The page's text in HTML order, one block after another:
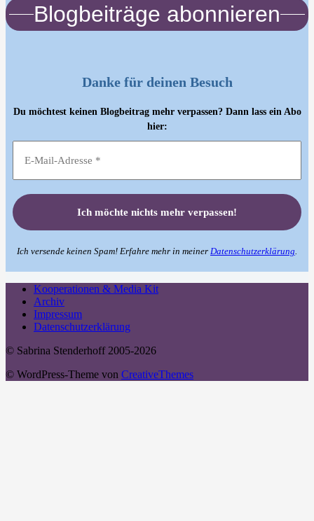
Blogbeiträge abonnieren
Danke für deinen Besuch
Du möchtest keinen Blogbeitrag mehr verpassen? Dann lass ein Abo
hier:
Ich versende keinen Spam! Erfahre mehr in meiner Datenschutzerklärung.
Kooperationen & Media Kit
Archiv
Impressum
Datenschutzerklärung
© Sabrina Stenderhoff 2005-2026
© WordPress-Theme von CreativeThemes